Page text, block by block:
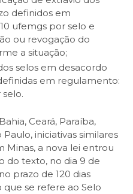
definidos em
ufemgs por selo e
ou revogação do
a situação;
selos em desacordo
em regulamento:
Ceará, Paraíba,
iniciativas similares
Minas, a nova lei entrou
do texto, no dia 9 de
prazo de 120 dias
que se refere ao Selo